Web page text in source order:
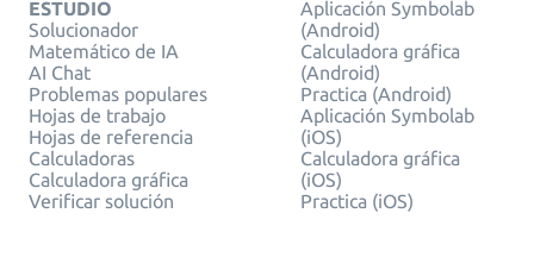
ESTUDIO
Solucionador
Matemático de IA
AI Chat
Problemas populares
Hojas de trabajo
Hojas de referencia
Calculadoras
Calculadora gráfica
Verificar solución
Aplicación Symbolab
(Android)
Calculadora gráfica
(Android)
Practica (Android)
Aplicación Symbolab
(iOS)
Calculadora gráfica
(iOS)
Practica (iOS)